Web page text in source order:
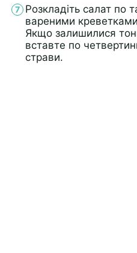
Розкладіть салат по
вареними
Якщо залишилися
вставте по
страви.